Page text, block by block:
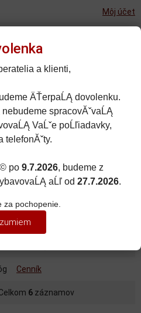
Môj účet
kusov
vyhľadávanie
Obľúbené (0)
Cenník
6záznamov
a klienti,
ÄŤerpaĹĄ dovolenku.
spracovĂˇvaĹĄ
VaĹˇe poĹľiadavky,
telefonĂˇty.
po 9.7.2026, budeme z
aĹľ od 27.7.2026.
za pochopenie.